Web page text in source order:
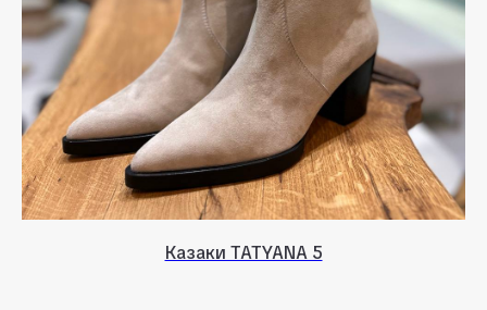
Казаки TATYANA 5